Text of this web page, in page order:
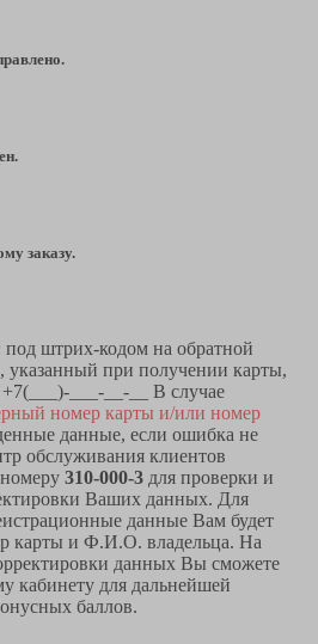
заказу.
штрих-кодом на обратной
указанный при получении карты,
___-__-__ В случае
номер карты и/или номер
данные, если ошибка не
обслуживания клиентов
310-000-3 для проверки и
Ваших данных. Для
данные Вам будет
карты и Ф.И.О. владельца. На
данных Вы сможете
кабинету для дальнейшей
баллов.